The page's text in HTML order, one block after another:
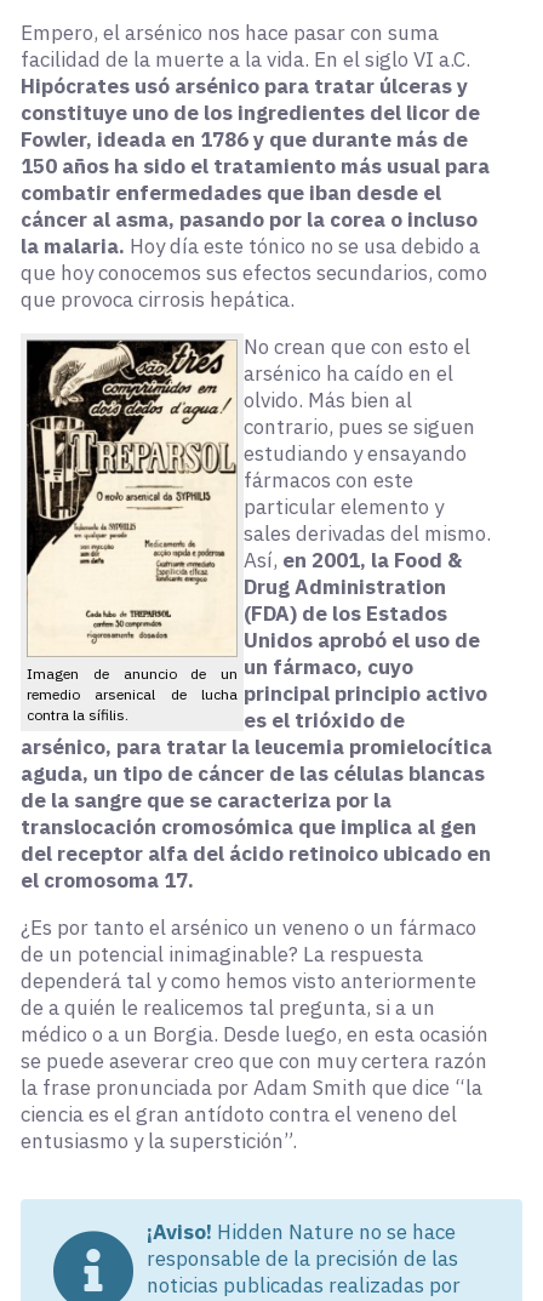
Empero, el arsénico nos hace pasar con suma
facilidad de la muerte a la vida. En el siglo VI a.C.
Hipócrates usó arsénico para tratar úlceras y
constituye uno de los ingredientes del licor de
Fowler, ideada en 1786 y que durante más de
150 años ha sido el tratamiento más usual para
combatir enfermedades que iban desde el
cáncer al asma, pasando por la corea o incluso
la malaria. Hoy día este tónico no se usa debido a
que hoy conocemos sus efectos secundarios, como
que provoca cirrosis hepática.
Imagen de anuncio de un
remedio arsenical de lucha
contra la sífilis.
No crean que con esto el
arsénico ha caído en el
olvido. Más bien al
contrario, pues se siguen
estudiando y ensayando
fármacos con este
particular elemento y
sales derivadas del mismo.
Así, en 2001, la Food &
Drug Administration
(FDA) de los Estados
Unidos aprobó el uso de
un fármaco, cuyo
principal principio activo
es el trióxido de
arsénico, para tratar la leucemia promielocítica
aguda, un tipo de cáncer de las células blancas
de la sangre que se caracteriza por la
translocación cromosómica que implica al gen
del receptor alfa del ácido retinoico ubicado en
el cromosoma 17.
¿Es por tanto el arsénico un veneno o un fármaco
de un potencial inimaginable? La respuesta
dependerá tal y como hemos visto anteriormente
de a quién le realicemos tal pregunta, si a un
médico o a un Borgia. Desde luego, en esta ocasión
se puede aseverar creo que con muy certera razón
la frase pronunciada por Adam Smith que dice “la
ciencia es el gran antídoto contra el veneno del
entusiasmo y la superstición”.
¡Aviso! Hidden Nature no se hace
responsable de la precisión de las
noticias publicadas realizadas por